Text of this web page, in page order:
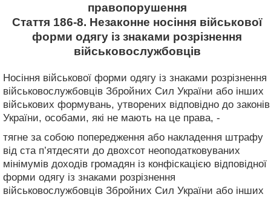
правопорушення
Стаття 186-8. Незаконне носіння військової
форми одягу із знаками розрізнення
військовослужбовців
Носіння військової форми одягу із знаками розрізнення
військовослужбовців Збройних Сил України або інших
військових формувань, утворених відповідно до законів
України, особами, які не мають на це права, -
тягне за собою попередження або накладення штрафу
від ста п’ятдесяти до двохсот неоподатковуваних
мінімумів доходів громадян із конфіскацією відповідної
форми одягу із знаками розрізнення
військовослужбовців Збройних Сил України або інших